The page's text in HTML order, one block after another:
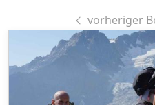
vorheriger